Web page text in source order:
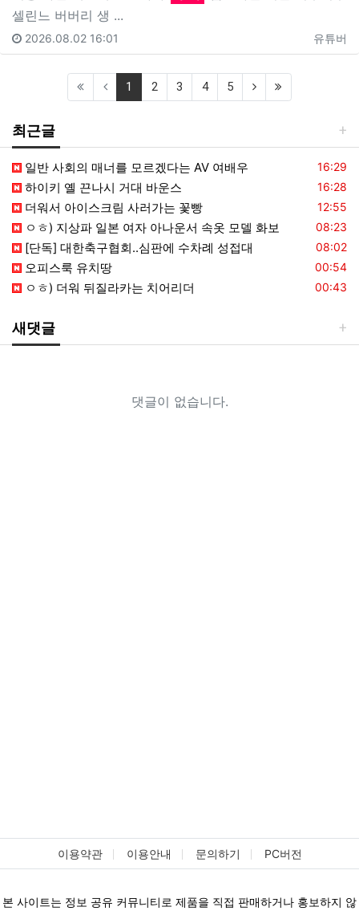
셀린느 버버리 생 ...
유튜버
2026.08.02 16:01
1 (current)
2 3 4 5 (next)
최근글
등록일
16:29
일반 사회의 매너를 모르겠다는 AV 여배우
등록일
16:28
하이키 옐 끈나시 거대 바운스
등록일
12:55
더워서 아이스크림 사러가는 꽃빵
등록일
08:23
ㅇㅎ) 지상파 일본 여자 아나운서 속옷 모델 화보
등록일
08:02
[단독] 대한축구협회..심판에 수차례 성접대
등록일
00:54
오피스룩 유치땅
등록일
00:43
ㅇㅎ) 더워 뒤질라카는 치어리더
새댓글
댓글이 없습니다.
이용약관 이용안내 문의하기 PC버전
본 사이트는 정보 공유 커뮤니티로 제품을 직접 판매하거나 홍보하지 않